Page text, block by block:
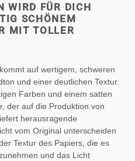
WIRD FÜR DICH
SCHÖNEM
MIT TOLLER
auf wertigem, schweren
und einer deutlichen Textur.
Farben und einem satten
der auf die Produktion von
herausragende
vom Original unterscheiden
Textur des Papiers, die es
und das Licht